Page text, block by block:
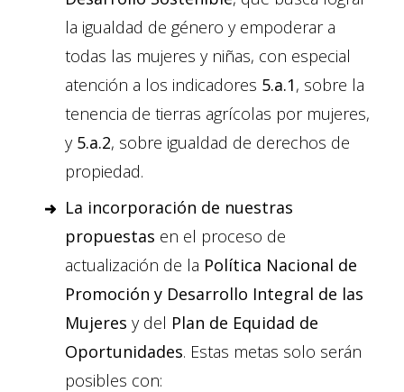
la igualdad de género y empoderar a
todas las mujeres y niñas, con especial
atención a los indicadores 5.a.1, sobre la
tenencia de tierras agrícolas por mujeres,
y 5.a.2, sobre igualdad de derechos de
propiedad.
La incorporación de nuestras
propuestas en el proceso de
actualización de la Política Nacional de
Promoción y Desarrollo Integral de las
Mujeres y del Plan de Equidad de
Oportunidades. Estas metas solo serán
posibles con: